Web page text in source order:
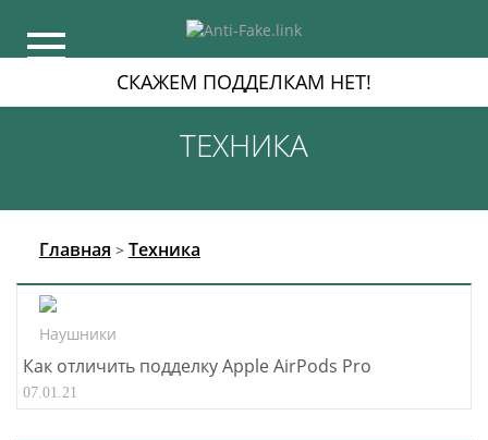
СКАЖЕМ ПОДДЕЛКАМ НЕТ!
ТЕХНИКА
Главная > Техника
Наушники
Как отличить подделку Apple AirPods Pro
07.01.21